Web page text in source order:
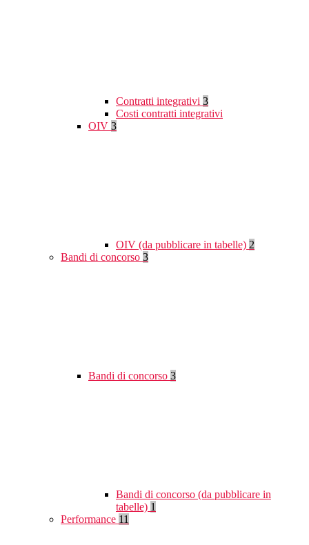
Contratti integrativi 3
Costi contratti integrativi
OIV 3
OIV (da pubblicare in tabelle) 2
Bandi di concorso 3
Bandi di concorso 3
Bandi di concorso (da pubblicare in
tabelle) 1
Performance 11